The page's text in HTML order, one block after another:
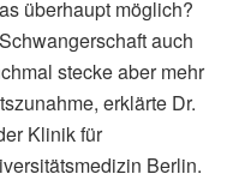
überhaupt möglich?
auch
stecke aber mehr
erklärte Dr.
Klinik für
Berlin.